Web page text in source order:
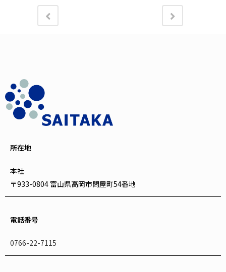
所在地
本社
〒933-0804 富山県高岡市問屋町54番地
電話番号
0766-22-7115